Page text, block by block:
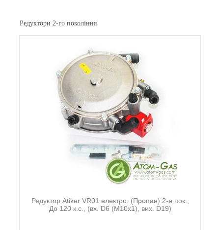
Редуктори 2-го покоління
Редуктор Atiker VR01 електро. (Пропан) 2-е пок.,
До 120 к.с., (вх. D6 (M10x1), вих. D19)